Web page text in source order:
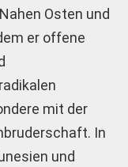
Osten und
er offene
mit der
In
und